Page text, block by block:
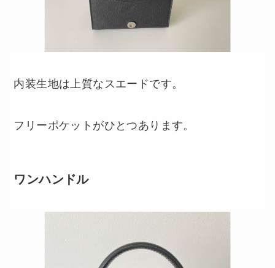
内装生地は上質なスエードです。
フリーポケットがひとつあります。
ワンハンドル